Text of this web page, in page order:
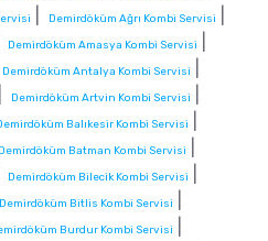
Demirdöküm Ağrı Kombi Servisi
Demirdöküm Amasya Kombi Servisi
Demirdöküm Antalya Kombi Servisi
Demirdöküm Artvin Kombi Servisi
Balıkesir Kombi Servisi
Demirdöküm Batman Kombi Servisi
Demirdöküm Bilecik Kombi Servisi
Demirdöküm Bitlis Kombi Servisi
Burdur Kombi Servisi